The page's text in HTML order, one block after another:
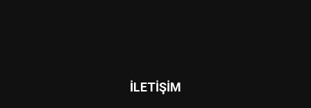
İLETİŞİM